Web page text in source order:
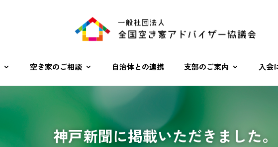
空き家のご相談 自治体との連携 支部のご案内 入会
神戸新聞に掲載いただきました。